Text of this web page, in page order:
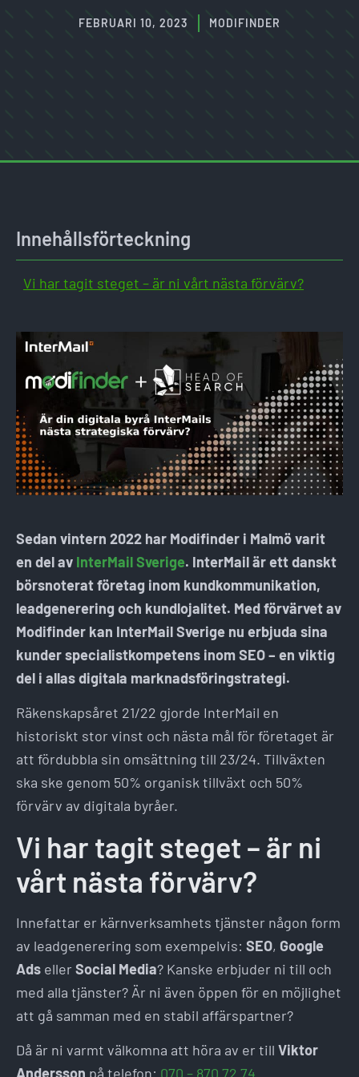
FEBRUARI 10, 2023 MODIFINDER
Innehållsförteckning
Vi har tagit steget – är ni vårt nästa förvärv?
Sedan vintern 2022 har Modifinder i Malmö varit
en del av InterMail Sverige. InterMail är ett danskt
börsnoterat företag inom kundkommunikation,
leadgenerering och kundlojalitet. Med förvärvet av
Modifinder kan InterMail Sverige nu erbjuda sina
kunder specialistkompetens inom SEO – en viktig
del i allas digitala marknadsföringstrategi.
Räkenskapsåret 21/22 gjorde InterMail en
historiskt stor vinst och nästa mål för företaget är
att fördubbla sin omsättning till 23/24. Tillväxten
ska ske genom 50% organisk tillväxt och 50%
förvärv av digitala byråer.
Vi har tagit steget – är ni
vårt nästa förvärv?
Innefattar er kärnverksamhets tjänster någon form
av leadgenerering som exempelvis: SEO, Google
Ads eller Social Media? Kanske erbjuder ni till och
med alla tjänster? Är ni även öppen för en möjlighet
att gå samman med en stabil affärspartner?
Då är ni varmt välkomna att höra av er till Viktor
Andersson på telefon: 070 – 870 72 74